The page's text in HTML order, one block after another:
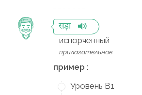
सड़ा
испорченный
прилагательное
пример :
Уровень B1